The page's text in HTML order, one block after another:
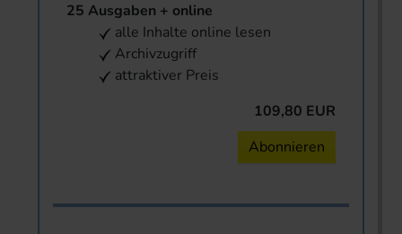
25 Ausgaben + online
alle Inhalte online lesen
Archivzugriff
attraktiver Preis
109,80 EUR
Abonnieren